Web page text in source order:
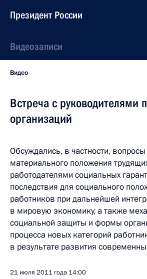
Президент России
Видеозаписи
Видео
Встреча с руководителями
организаций
Обсуждались, в частности,
материального положения
работодателями социальных
последствия для социального
работников при дальнейшей
в мировую экономику, а также
социальной защиты и формы
процесса новых категорий
в результате развития
21 июля 2011 года 14:00